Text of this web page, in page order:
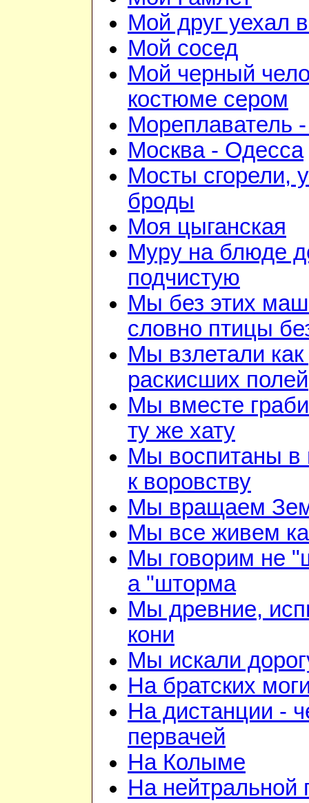
Мой друг уехал
Мой сосед
Мой черный
костюме сером
Мореплаватель
Москва - Одесса
Мосты сгорели,
броды
Моя цыганская
Муру на блюде
подчистую
Мы без этих
словно птицы
Мы взлетали как
раскисших полей
Мы вместе
ту же хату
Мы воспитаны в
к воровству
Мы вращаем
Мы все живем
Мы говорим не
а "шторма
Мы древние,
кони
Мы искали
На братских
На дистанции -
первачей
На Колыме
На нейтральной